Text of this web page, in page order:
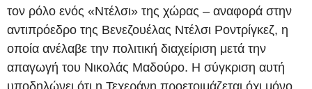
τον ρόλο ενός «Ντέλσι» της χώρας – αναφορά στην
αντιπρόεδρο της Βενεζουέλας Ντέλσι Ροντρίγκεζ, η
οποία ανέλαβε την πολιτική διαχείριση μετά την
απαγωγή του Νικολάς Μαδούρο. Η σύγκριση αυτή
υποδηλώνει ότι η Τεχεράνη προετοιμάζεται όχι μόνο